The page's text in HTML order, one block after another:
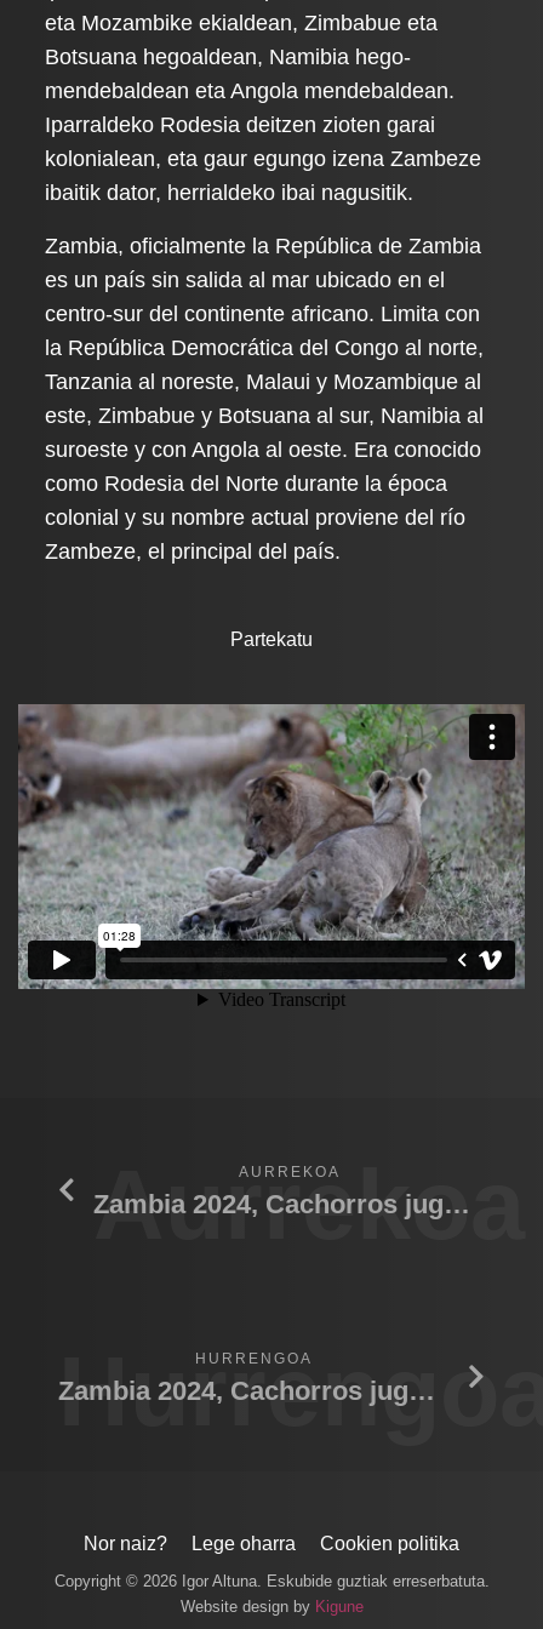
eta Mozambike ekialdean, Zimbabue eta
Botsuana hegoaldean, Namibia hego-
mendebaldean eta Angola mendebaldean.
Iparraldeko Rodesia deitzen zioten garai
kolonialean, eta gaur egungo izena Zambeze
ibaitik dator, herrialdeko ibai nagusitik.
Zambia, oficialmente la República de Zambia
es un país sin salida al mar ubicado en el
centro-sur del continente africano. Limita con
la República Democrática del Congo al norte,
Tanzania al noreste, Malaui y Mozambique al
este, Zimbabue y Botsuana al sur, Namibia al
suroeste y con Angola al oeste. Era conocido
como Rodesia del Norte durante la época
colonial y su nombre actual proviene del río
Zambeze, el principal del país.
Partekatu
Aurrekoa
AURREKOA
Zambia 2024, Cachorros jugando 01
HURRENGOA
Zambia 2024, Cachorros jugando 03
Nor naiz? Lege oharra Cookien politika
Copyright © 2026 Igor Altuna. Eskubide guztiak erreserbatuta.
Website design by Kigune